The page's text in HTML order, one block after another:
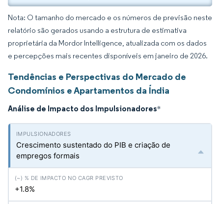
Nota: O tamanho do mercado e os números de previsão neste
relatório são gerados usando a estrutura de estimativa
proprietária da Mordor Intelligence, atualizada com os dados
e percepções mais recentes disponíveis em janeiro de 2026.
Tendências e Perspectivas do Mercado de
Condomínios e Apartamentos da Índia
Análise de Impacto dos Impulsionadores*
Crescimento sustentado do PIB e criação de
empregos formais
+1.8%